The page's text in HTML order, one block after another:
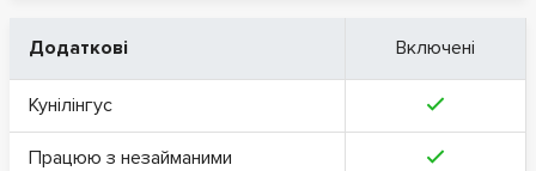
Додаткові Включені
Кунілінгус
Працюю з незайманими